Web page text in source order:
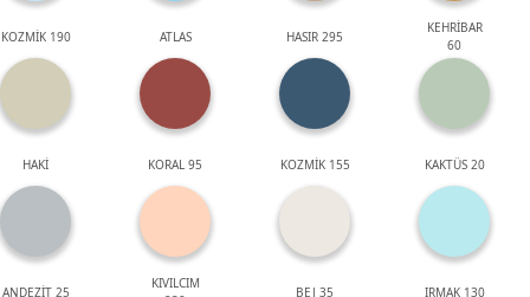
KOZMİK 190 ATLAS HASIR 295
KEHRİBAR
60
HAKİ KORAL 95 KOZMİK 155 KAKTÜS 20
ANDEZİT 25
KIVILCIM
BEJ 35 IRMAK 130